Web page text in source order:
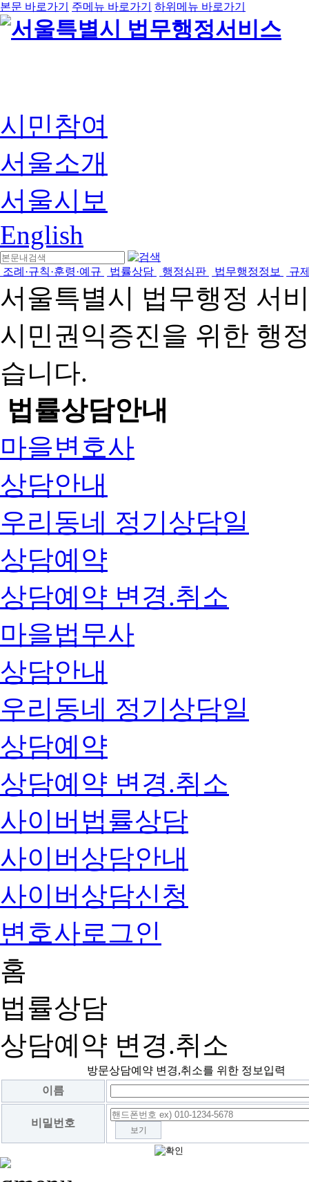
본문 바로가기 주메뉴 바로가기 하위메뉴 바로가기
시민참여
서울소개
서울시보
English
조례·규칙·훈령·예규 법률상담 행정심판 법무행정정보 규
서울특별시 법무행정 서
시민권익증진을 위한 행
습니다.
법률상담안내
마을변호사
상담안내
우리동네 정기상담일
상담예약
상담예약 변경.취소
마을법무사
상담안내
우리동네 정기상담일
상담예약
상담예약 변경.취소
사이버법률상담
사이버상담안내
사이버상담신청
변호사로그인
홈
법률상담
상담예약 변경.취소
방문상담예약 변경,취소를 위한 정보입력
이름
비밀번호
보기